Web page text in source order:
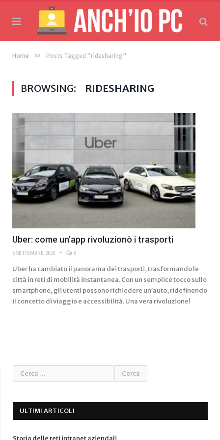
Home » Posts Tagged "ridesharing"
BROWSING: RIDESHARING
Uber: come un’app rivoluzionò i trasporti
5 SETTEMBRE 2025 0
Uber ha cambiato il panorama dei trasporti, trasformando le
città in reti di mobilità instantanea. Con un semplice tocco sullo
smartphone, gli utenti possono richiedere un’auto, ridefinendo
il concetto di viaggio e accessibilità. Una vera rivoluzione!
ULTIMI ARTICOLI
Storia delle reti intranet aziendali